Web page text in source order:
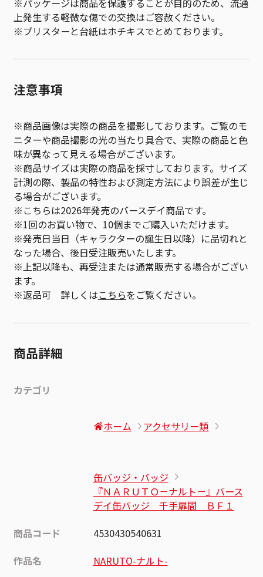
上発生する軽微な傷での交換はご容赦ください。
※ブリスターと台紙はホチキスでとめております。
注意事項
※商品画像は実際の商品を撮影しております。ご覧のモ
ニターや商品撮影の光の当たり具合で、実際の商品と色
味が異なって見える場合がございます。
※商品サイズは実際の商品を採寸しております。サイズ
計測の際、製品の特性および測定方法により誤差が生じ
る場合がございます。
※こちらは2026年発売のバースデイ商品です。
※1回のお買い物で、10個までご購入いただけます。
※発売日当日（キャラクターの誕生日以降）に品切れと
なった場合、後日受注販売いたします。
※上記以降も、再受注または通常販売する場合がござい
ます。
※返品可 詳しくはこちらをご覧ください。
商品詳細
カテゴリ
ホーム アクセサリー類
缶バッジ・バッジ
『ＮＡＲＵＴＯ－ナルト－』バース
デイ缶バッジ 千手扉間 ＢＦ１
商品コード
4530430540631
作品名
NARUTO-ナルト-